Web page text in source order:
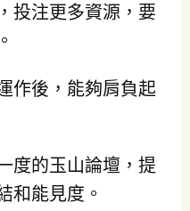
投注更多資源，要
作後，能夠肩負起
度的玉山論壇，提
和能見度。